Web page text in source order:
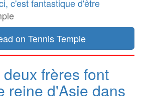
c'est fantastique d'être
on Tennis Temple
frères font
reine d'Asie dans